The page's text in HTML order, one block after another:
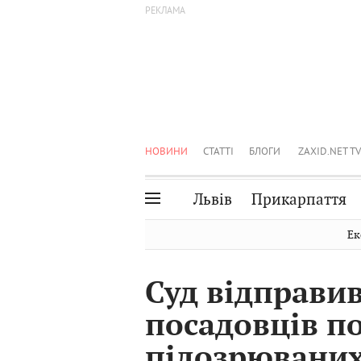
НОВИНИ СТАТТІ БЛОГИ ZAXID.NET TV
Львів Прикарпаття
Волинь
Чернівці
Шептицький
Суд
посадовців